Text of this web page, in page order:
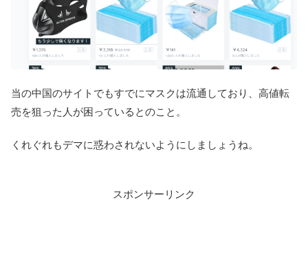
当の中国のサイトでもすでにマスクは流通しており、高値転
売を狙った人が困っているとのこと。
くれぐれもデマに惑わされないようにしましょうね。
スポンサーリンク